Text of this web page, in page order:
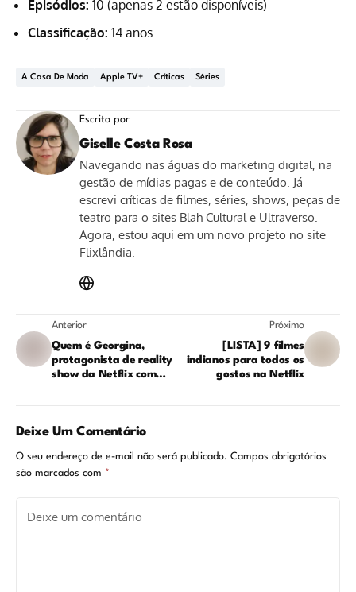
Episódios: 10 (apenas 2 estão disponíveis)
Classificação: 14 anos
A Casa De Moda Apple TV+ Críticas Séries
Escrito por
Giselle Costa Rosa
Navegando nas águas do marketing digital, na
gestão de mídias pagas e de conteúdo. Já
escrevi críticas de filmes, séries, shows, peças de
teatro para o sites Blah Cultural e Ultraverso.
Agora, estou aqui em um novo projeto no site
Flixlândia.
Anterior
Quem é Georgina,
protagonista de reality
show da Netflix com
Próximo
[LISTA] 9 filmes
indianos para todos os
gostos na Netflix
Deixe Um Comentário
O seu endereço de e-mail não será publicado. Campos obrigatórios
são marcados com *